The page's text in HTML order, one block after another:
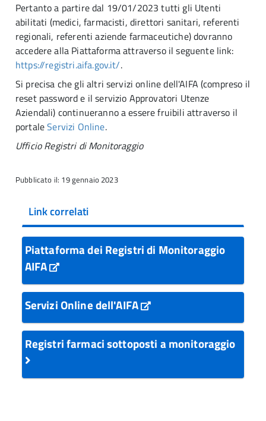
Pertanto a partire dal 19/01/2023 tutti gli Utenti
abilitati (medici, farmacisti, direttori sanitari, referenti
regionali, referenti aziende farmaceutiche) dovranno
accedere alla Piattaforma attraverso il seguente link:
https://registri.aifa.gov.it/.
Si precisa che gli altri servizi online dell'AIFA (compreso il
reset password e il servizio Approvatori Utenze
Aziendali) continueranno a essere fruibili attraverso il
portaleServizi Online.
Ufficio Registri di Monitoraggio
Pubblicato il: 19 gennaio 2023
Link correlati
Piattaforma dei Registri di Monitoraggio
AIFA
Servizi Online dell'AIFA
Registri farmaci sottoposti a monitoraggio